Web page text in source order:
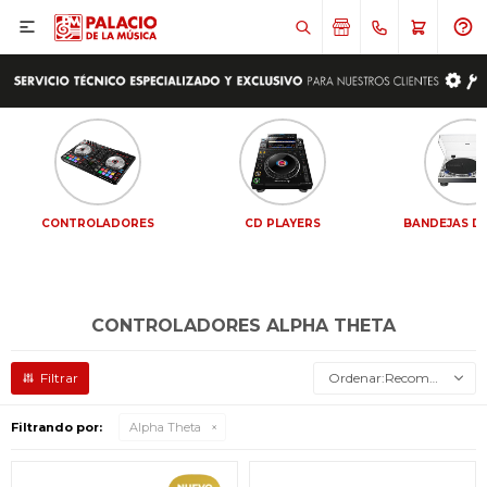

CONTROLADORES CD PLAYERS BANDEJAS
CONTROLADORES ALPHA THETA
Recomendados
Filtrando por: Alpha Theta